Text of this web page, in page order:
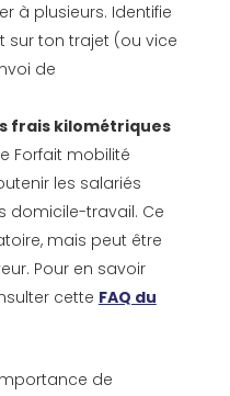
à plusieurs. Identifie
sur ton trajet (ou vice
de
frais kilométriques
Forfait mobilité
les salariés
domicile-travail. Ce
mais peut être
Pour en savoir
cette FAQ du
de